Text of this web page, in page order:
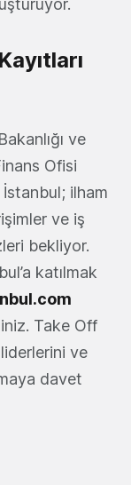
ve
Ofisi
ilham
ve iş
bekliyor.
katılmak
Take Off
ve
davet